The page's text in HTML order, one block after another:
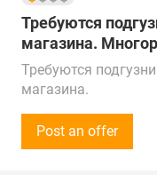
Беларуси.
Поставка в г.
Требуются
магазина.
Требуются
магазина.
Сумма закупки -
Звонки принимаем
Post an offer